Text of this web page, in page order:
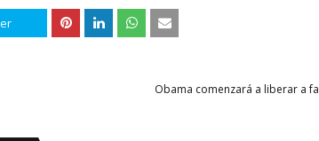
Obama comenzará a liberar a